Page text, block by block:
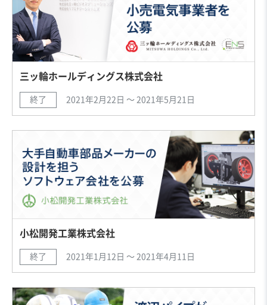
三ッ輪ホールディングス株式会社
終了 2021年2月22日 〜 2021年5月21日
小松開発工業株式会社
終了 2021年1月12日 〜 2021年4月11日